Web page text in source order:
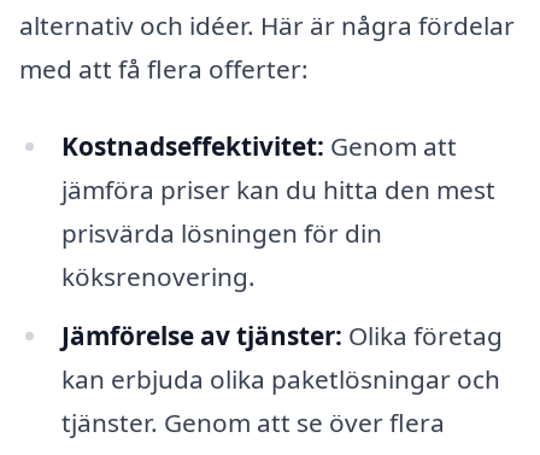
alternativ och idéer. Här är några fördelar
med att få flera offerter:
Kostnadseffektivitet: Genom att
jämföra priser kan du hitta den mest
prisvärda lösningen för din
köksrenovering.
Jämförelse av tjänster: Olika företag
kan erbjuda olika paketlösningar och
tjänster. Genom att se över flera